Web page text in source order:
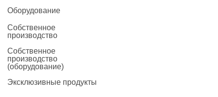
Оборудование
Собственное
производство
Собственное
производство
(оборудование)
Эксклюзивные продукты